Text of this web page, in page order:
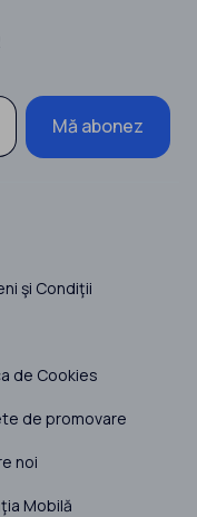
Mă abonez
şi Condiţii
de Cookies
de promovare
noi
Mobilă